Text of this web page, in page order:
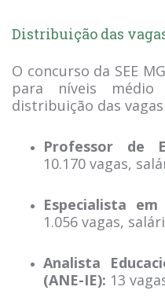
Distribuição das
O concurso da SEE
para níveis
distribuição das
Professor de
10.170 vagas,
Especialista em
1.056 vagas,
Analista
(ANE-IE): 13